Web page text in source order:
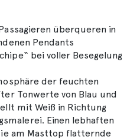
überqueren in
Pendants
bei voller Besegelung
der feuchten
Tonwerte von Blau und
mit Weiß in Richtung
Einen lebhaften
am Masttop flatternde